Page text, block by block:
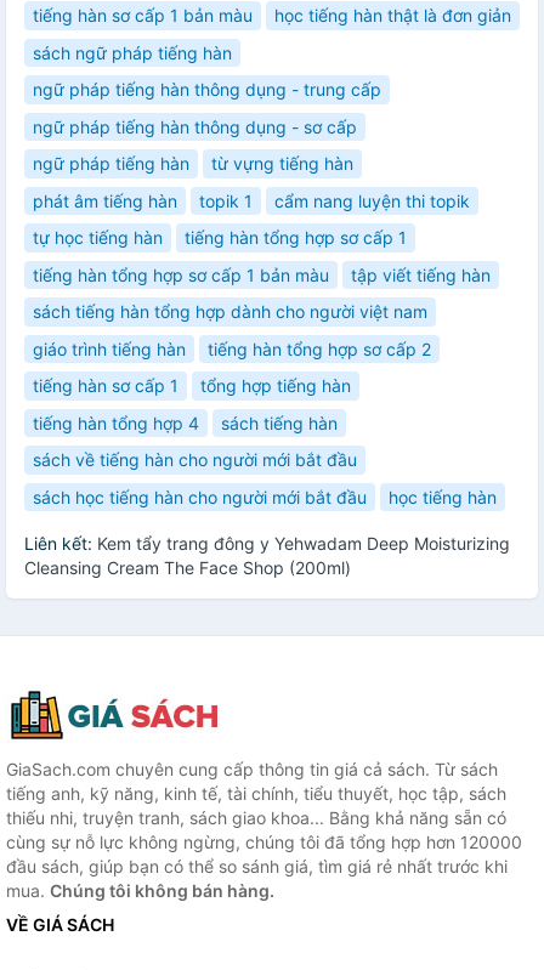
tiếng hàn sơ cấp 1 bản màu
học tiếng hàn thật là đơn giản
sách ngữ pháp tiếng hàn
ngữ pháp tiếng hàn thông dụng - trung cấp
ngữ pháp tiếng hàn thông dụng - sơ cấp
ngữ pháp tiếng hàn
từ vựng tiếng hàn
phát âm tiếng hàn
topik 1
cẩm nang luyện thi topik
tự học tiếng hàn
tiếng hàn tổng hợp sơ cấp 1
tiếng hàn tổng hợp sơ cấp 1 bản màu
tập viết tiếng hàn
sách tiếng hàn tổng hợp dành cho người việt nam
giáo trình tiếng hàn
tiếng hàn tổng hợp sơ cấp 2
tiếng hàn sơ cấp 1
tổng hợp tiếng hàn
tiếng hàn tổng hợp 4
sách tiếng hàn
sách về tiếng hàn cho người mới bắt đầu
sách học tiếng hàn cho người mới bắt đầu
học tiếng hàn
Liên kết: Kem tẩy trang đông y Yehwadam Deep Moisturizing
Cleansing Cream The Face Shop (200ml)
GiaSach.com chuyên cung cấp thông tin giá cả sách. Từ sách
tiếng anh, kỹ năng, kinh tế, tài chính, tiểu thuyết, học tập, sách
thiếu nhi, truyện tranh, sách giao khoa... Bằng khả năng sẵn có
cùng sự nỗ lực không ngừng, chúng tôi đã tổng hợp hơn 120000
đầu sách, giúp bạn có thể so sánh giá, tìm giá rẻ nhất trước khi
mua. Chúng tôi không bán hàng.
VỀ GIÁ SÁCH